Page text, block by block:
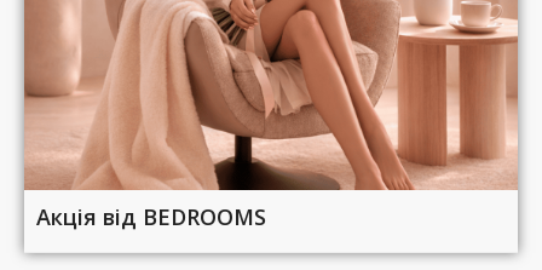
Акція від BEDROOMS